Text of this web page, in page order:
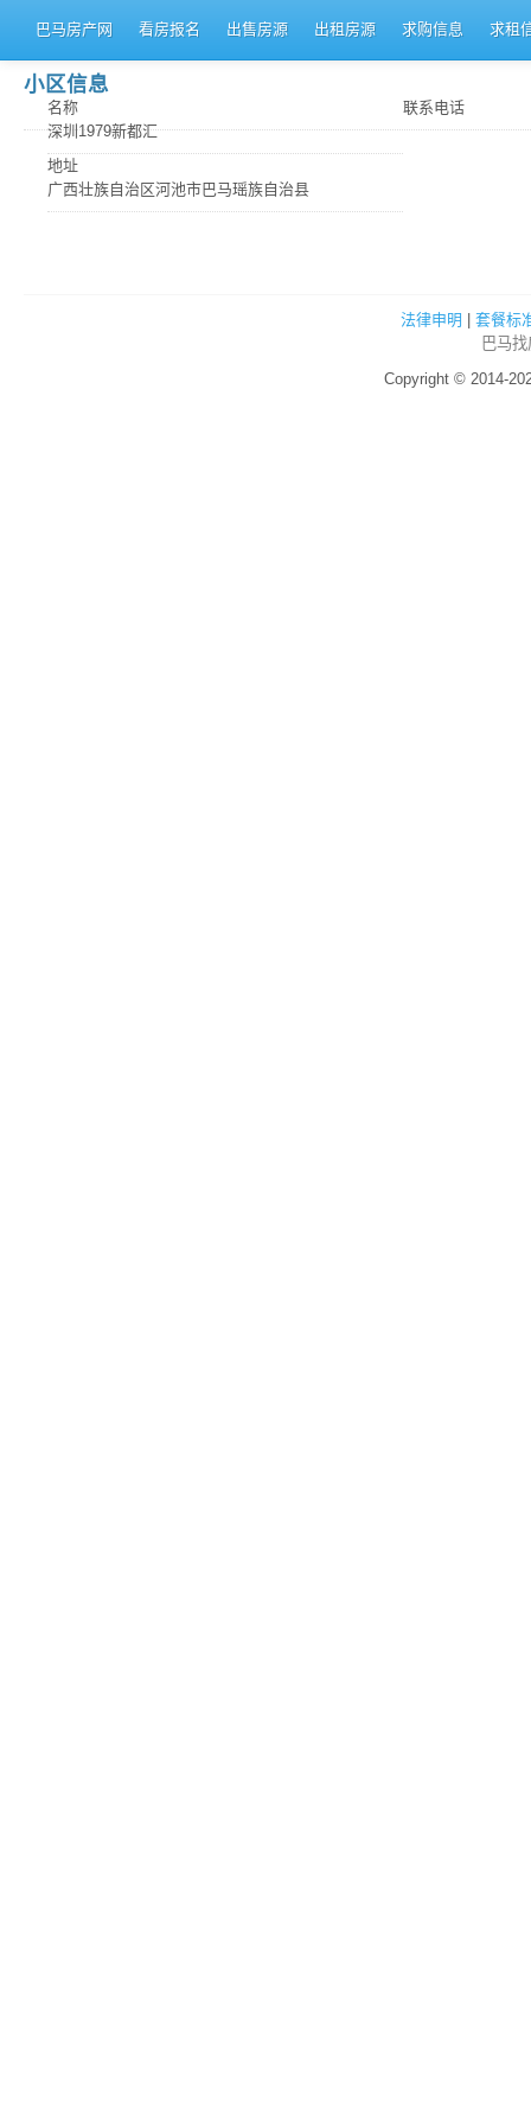
巴马房产网 看房报名 出售房源 出租房源 求购信息 求租
小区信息
名称
深圳1979新都汇
地址
广西壮族自治区河池市巴马瑶族自治县
联系电话
法律申明
套餐标
巴马找
Copyright © 2014-